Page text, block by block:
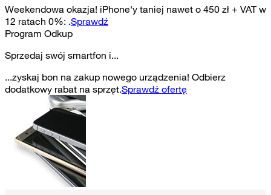
Weekendowa okazja! iPhone'y taniej nawet o 450 zł + VAT w
12 ratach 0%: .Sprawdź
Program Odkup
Sprzedaj swój smartfon i...
...zyskaj bon na zakup nowego urządzenia! Odbierz
dodatkowy rabat na sprzęt.Sprawdź ofertę